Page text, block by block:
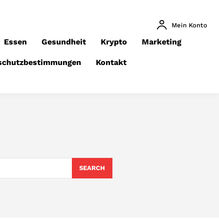
Mein Konto
Essen Gesundheit Krypto Marketing
Kontakt
SEARCH